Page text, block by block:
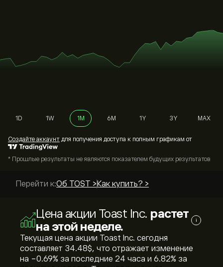
1D 1W 1M 6M 1Y 3Y MAX
Cоздайте аккаунт для получения доступа к полным графикам от
* Прошлые результаты не являются показателем будущих результатов
Перейти к:Об TOST > Как купить? >
Цена акции Toast Inc. растет
на этой неделе.
i
Текущая цена акции Toast Inc. сегодня
составляет 34.48‎$‎, что отражает изменение
на ‎-0.69‎% за последние 24 часа и ‎6.82‎% за